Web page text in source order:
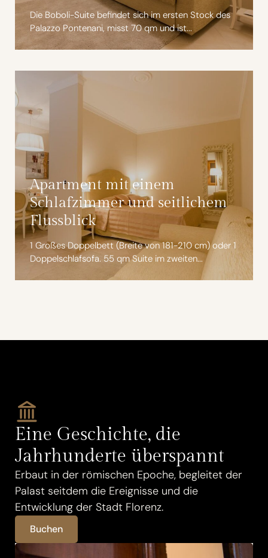
Die Boboli-Suite befindet sich im ersten Stock des
Palazzo Pontenani, misst 70 qm und ist...
Apartment mit einem
Schlafzimmer und seitlichem
Flussblick
1 Großes Doppelbett (Breite von 181-210 cm) oder 1
Doppelschlafsofa. 55 qm Suite im zweiten...
Eine Geschichte, die
Jahrhunderte überspannt
Erbaut in der römischen Epoche, begleitet der
Palast seitdem die Ereignisse und die
Entwicklung der Stadt Florenz.
Buchen